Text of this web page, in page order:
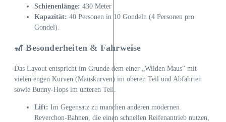
Schienenlänge: 430 Meter
Kapazität: 40 Personen in 10 Gondeln (4 Personen pro
Gondel).
🎢 Besonderheiten & Fahrweise
Das Layout entspricht im Grunde dem einer „Wilden Maus“ mit
vielen engen Kurven (Mauskurven) im oberen Teil und Abfahrten
sowie Bunny-Hops im unteren Teil.
Lift: Im Gegensatz zu manchen anderen modernen
Reverchon-Bahnen, die einen schnellen Reifenantrieb nutzen,